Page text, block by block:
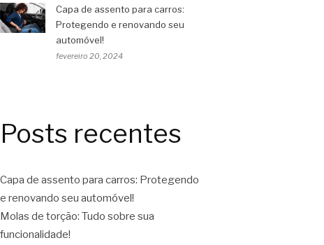
Capa de assento para carros:
Protegendo e renovando seu
automóvel!
fevereiro 20, 2024
Posts recentes
Capa de assento para carros: Protegendo
e renovando seu automóvel!
Molas de torção: Tudo sobre sua
funcionalidade!